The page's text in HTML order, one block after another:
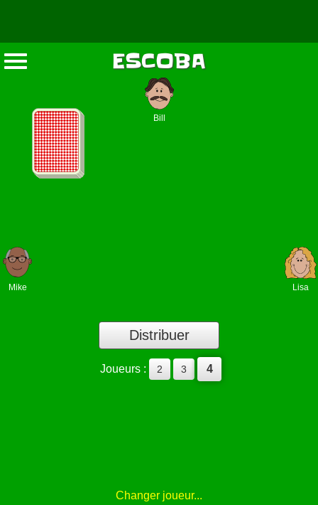
ESCOBA
Mike Lisa
Bill
Changer joueur...
Joueurs : 2 3 4
Distribuer